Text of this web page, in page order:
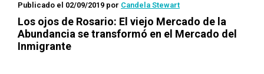
Publicado el 02/09/2019 por Candela Stewart
Los ojos de Rosario: El viejo Mercado de la
Abundancia se transformó en el Mercado del
Inmigrante